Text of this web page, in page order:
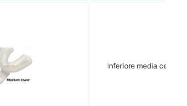
Inferiore media conf.